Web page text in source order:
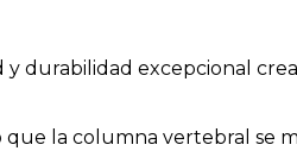
durabilidad excepcional
la columna vertebral se